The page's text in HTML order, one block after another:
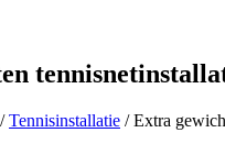
/Tennisinstallatie / Extra